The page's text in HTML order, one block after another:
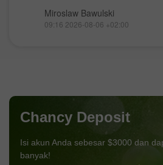
Miroslaw Bawulski
09:16 2026-08-06 +02:00
Chancy Deposit
Isi akun Anda sebesar $3000 dan
banyak!